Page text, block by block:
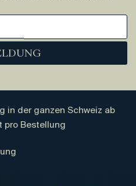
in der ganzen Schweiz ab
pro Bestellung